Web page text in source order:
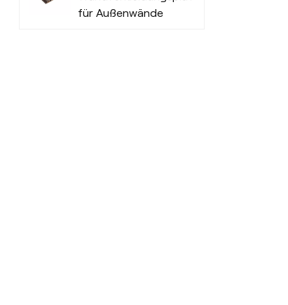
für Außenwände